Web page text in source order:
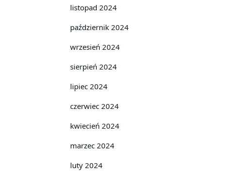
listopad 2024
październik 2024
wrzesień 2024
sierpień 2024
lipiec 2024
czerwiec 2024
kwiecień 2024
marzec 2024
luty 2024